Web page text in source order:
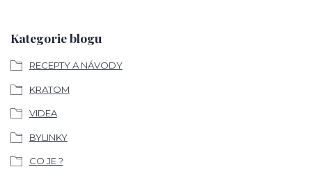
Kategorie blogu
RECEPTY A NÁVODY
KRATOM
VIDEA
BYLINKY
CO JE ?